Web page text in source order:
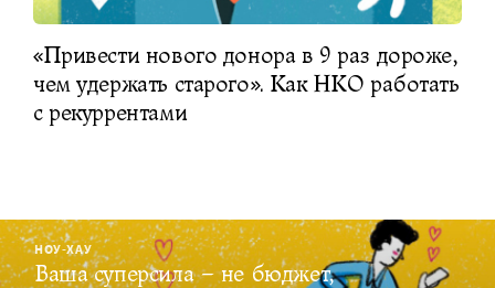
«Привести нового донора в 9 раз дороже,
чем удержать старого». Как НКО работать
с рекуррентами
НОУ-ХАУ
Ваша суперсила – не бюджет,